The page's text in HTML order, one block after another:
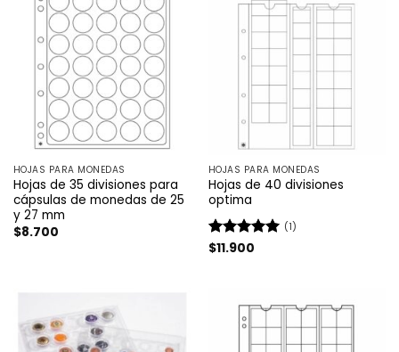
HOJAS PARA MONEDAS
Hojas de 35 divisiones para
cápsulas de monedas de 25
y 27 mm
$8.700
HOJAS PARA MONEDAS
Hojas de 40 divisiones
optima
Valorado
(1)
$11.900